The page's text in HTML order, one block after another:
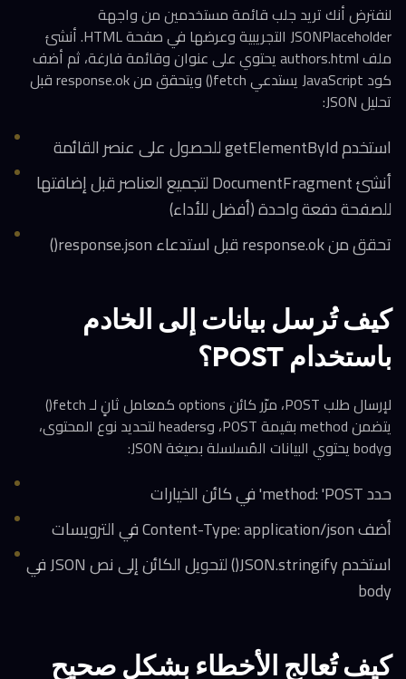
لنفترض أنك تريد جلب قائمة مستخدمين من واجهة
JSONPlaceholder التجريبية وعرضها في صفحة HTML. أنشئ
ملف authors.html يحتوي على عنوان وقائمة فارغة، ثم أضف
كود JavaScript يستدعي fetch() ويتحقق من response.ok قبل
تحليل JSON:
استخدم getElementById للحصول على عنصر القائمة
أنشئ DocumentFragment لتجميع العناصر قبل إضافتها
للصفحة دفعة واحدة (أفضل للأداء)
تحقق من response.ok قبل استدعاء response.json()
كيف تُرسل بيانات إلى الخادم
باستخدام POST؟
لإرسال طلب POST، مرّر كائن options كمعامل ثانٍ لـ fetch()
يتضمن method بقيمة POST، وheaders لتحديد نوع المحتوى،
وbody يحتوي البيانات المُسلسلة بصيغة JSON:
حدد method: 'POST' في كائن الخيارات
أضف Content-Type: application/json في الترويسات
استخدم JSON.stringify() لتحويل الكائن إلى نص JSON في
body
كيف تُعالج الأخطاء بشكل صحيح